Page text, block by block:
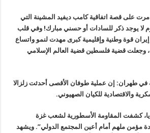
أكثر من 45 عاما مرت على قصة اتفاقية كامب ديفيد المشينة التي
لا يوجد ذكر للسادات أو حسني مبارك! وفي قلب
قوة وطنية وإقليمية كبرى مهدت لنمو واتساع
وجعلت قضية فلسطين قضية العالم الإسلامي
طهران: إن عملية طوفان الأقصى أحدثت زلزالا
والاقتصادية للكيان الصهيوني.
كشفت المقاومة الأسطورية لشعب غزة
مؤمن ملهم أمام أعين المجتمع الدولي”. ويشهد